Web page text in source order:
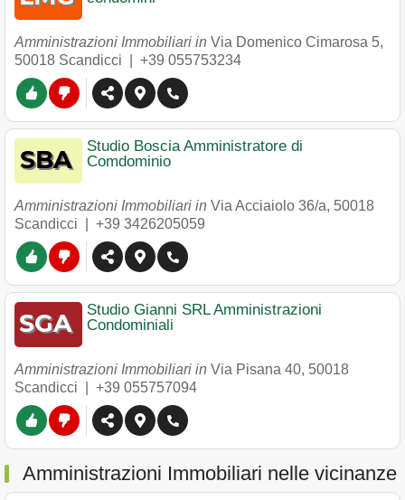
Amministrazioni Immobiliari in Via Domenico Cimarosa 5,
50018 Scandicci +39 055753234
Studio Boscia Amministratore di
Comdominio
Amministrazioni Immobiliari in Via Acciaiolo 36/a, 50018
Scandicci
+39 3426205059
Studio Gianni SRL Amministrazioni
Condominiali
Amministrazioni Immobiliari in Via Pisana 40, 50018
Scandicci
+39 055757094
Amministrazioni Immobiliari nelle vicinanze